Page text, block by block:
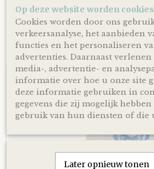
Luiertaart Basic 64 Beige
€ 39,95
Op deze website worden
Cookies worden door ons
verkeersanalyse, het aanbieden
functies en het personaliseren
advertenties. Daarnaast verlenen
media-, advertentie- en
informatie over hoe u onze site
deze informatie gebruiken in
gegevens die zij mogelijk
gebruik van hun diensten of die
Later opnieuw tonen